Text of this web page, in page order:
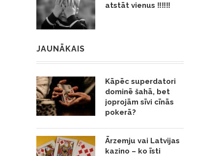
atstāt vienus ‼️‼️‼️
JAUNĀKAIS
Kāpēc superdatori
dominē šahā, bet
joprojām sīvi cīnās
pokerā?
Ārzemju vai Latvijas
kazino – ko īsti